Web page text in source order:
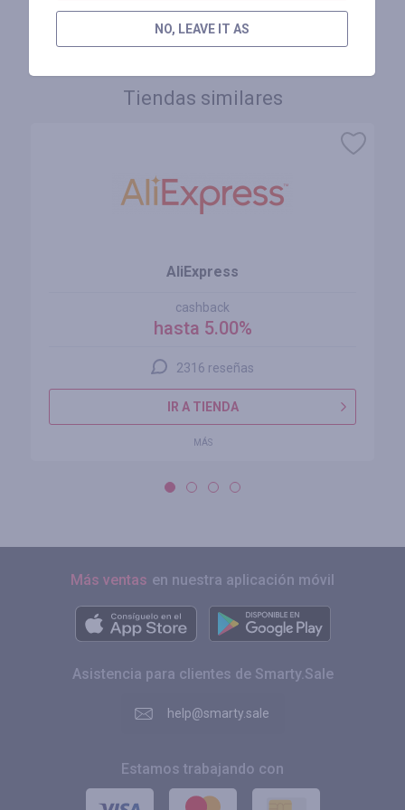
INICIE SESIÓN PARA DEJAR UNA RESEÑA
Tiendas similares
AliExpress
cashback
hasta 5.00%
2316 reseñas
IR A TIENDA
MÁS
Más ventas en nuestra aplicación móvil
Asistencia para clientes de Smarty.Sale
help@smarty.sale
Estamos trabajando con
NO, LEAVE IT AS